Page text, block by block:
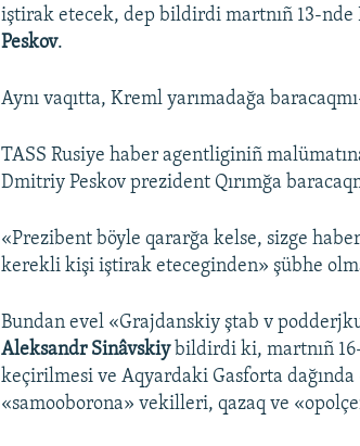
iştirak etecek, dep bildirdi martnıñ 13-
Peskov.
Aynı vaqıtta, Kreml yarımadağa
TASS Rusiye haber agentliginiñ
Dmitriy Peskov prezident Qırımğa
«Prezibent böyle qararğa kelse, sizge
kerekli kişi iştirak eteceginden» şübhe
Bundan evel «Grajdanskiy ştab v
Aleksandr Sinâvskiy bildirdi ki, martnıñ
keçirilmesi ve Aqyardaki Gasforta
«samooborona» vekilleri, qazaq ve